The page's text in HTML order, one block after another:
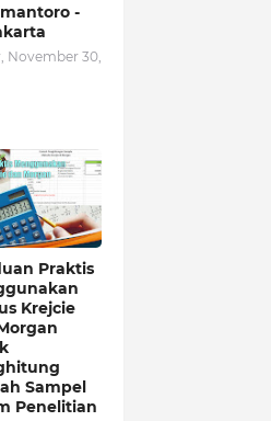
-
November 30,
Praktis
Krejcie
Sampel
Penelitian